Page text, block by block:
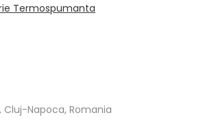
Termospumanta
Cluj-Napoca, Romania